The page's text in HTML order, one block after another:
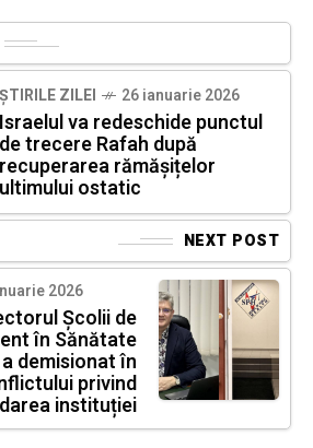
ȘTIRILE ZILEI 26 ianuarie 2026
Israelul va redeschide punctul
de trecere Rafah după
recuperarea rămășițelor
ultimului ostatic
NEXT POST
2026
Școlii de
în Sănătate
demisionat în
privind
instituției